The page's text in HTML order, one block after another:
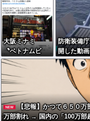
日ブーム終了か
変更
大阪ミナミ
〝ベトナムビ
ル〟のカラオケ
VIPルームで覚
醒剤所持、ベト
ナム国籍8人逮捕
防衛装備
開した動
場する戦
型多目的
これに対
ーンを詰
だらいい！
NEW
【悲報】かつて６５０万
万部割れ → 国内の「100万部